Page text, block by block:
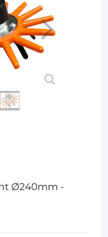
Ø240mm -